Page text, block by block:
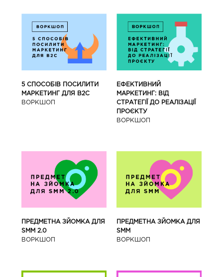
5 СПОСОБІВ ПОСИЛИТИ
МАРКЕТИНГ ДЛЯ В2С
ВОРКШОП
ЕФЕКТИВНИЙ
МАРКЕТИНГ: ВІД
СТРАТЕГІЇ ДО РЕАЛІЗАЦІЇ
ПРОЄКТУ
ВОРКШОП
ПРЕДМЕТНА ЗЙОМКА ДЛЯ
SMM 2.0
ВОРКШОП
ПРЕДМЕТНА ЗЙОМКА ДЛЯ
SMM
ВОРКШОП